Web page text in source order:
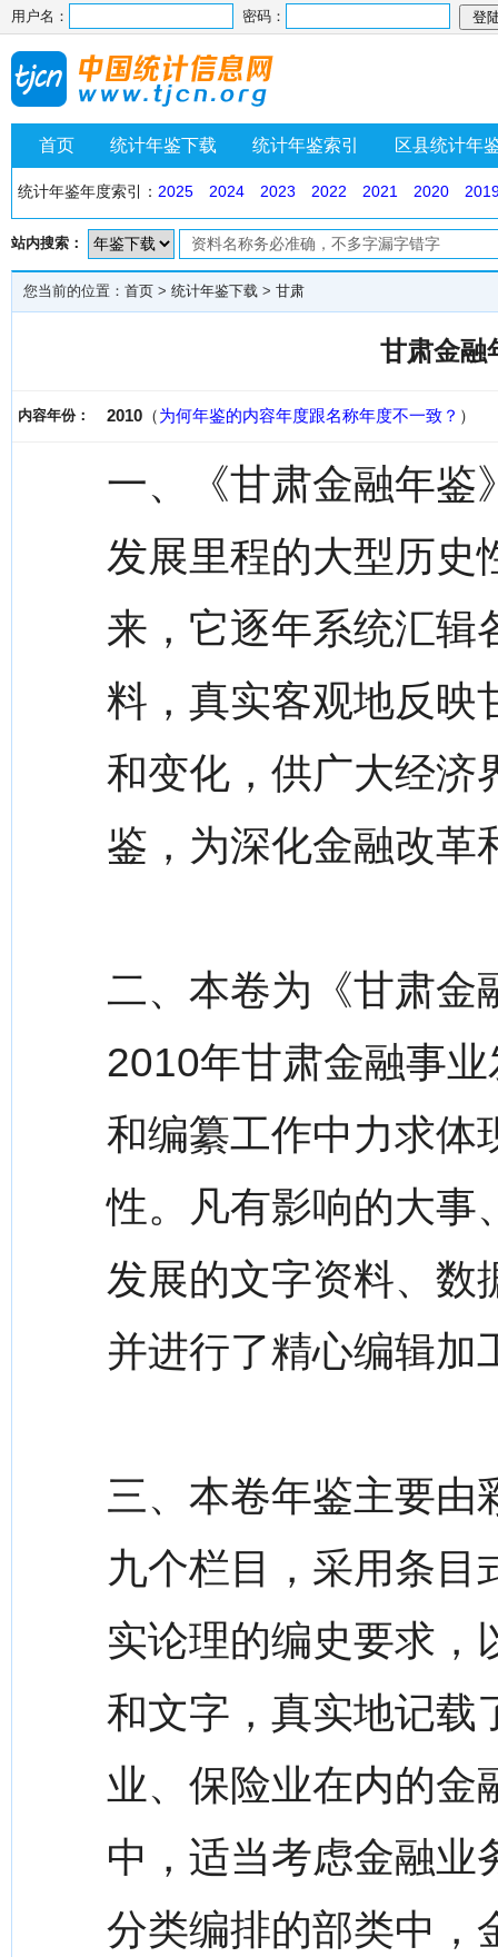
用户名： 密码：
首页 统计年鉴下载 统计年鉴索引 区县统计年
统计年鉴年度索引： 2025 2024 2023 2022 2021 2020
站内搜索：
您当前的位置： 首页 > 统计年鉴下载 > 甘肃
甘肃金融
内容年份： 2010 （为何年鉴的内容年度跟名称年度不一致？ ）
一、《甘肃金融年鉴
发展里程的大型历史
来，它逐年系统汇辑
料，真实客观地反映
和变化，供广大经济
鉴，为深化金融改革
二、本卷为《甘肃金
2010年甘肃金融事
和编纂工作中力求体
性。凡有影响的大事
发展的文字资料、数
并进行了精心编辑加
三、本卷年鉴主要由
九个栏目，采用条目
实论理的编史要求，
和文字，真实地记载
业、保险业在内的金
中，适当考虑金融业
分类编排的部类中，